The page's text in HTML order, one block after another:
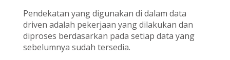
Pendekatan yang digunakan di dalam data
driven adalah pekerjaan yang dilakukan dan
diproses berdasarkan pada setiap data yang
sebelumnya sudah tersedia.